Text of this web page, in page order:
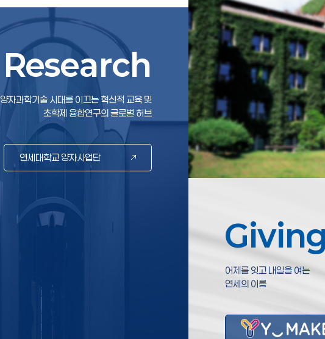
Research
Research
양자과학기술 시대를 이끄는 혁신적 교육 및
초학제 융합연구의 글로벌 허브
연세대학교 양자사업단
Giving to
어제를 잇고 내일을 여는
연세의 이름